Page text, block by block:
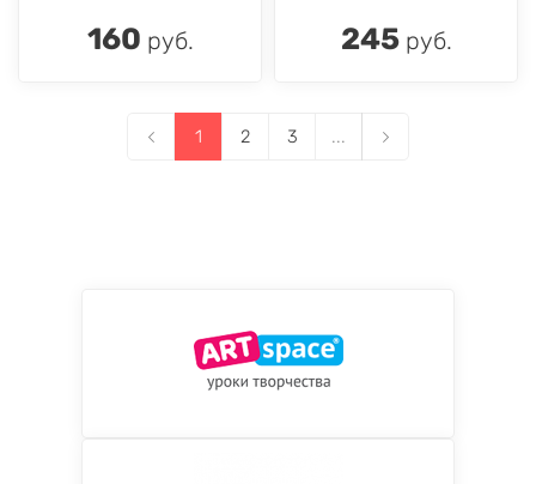
160 руб. 245руб.
1 2 3 ...